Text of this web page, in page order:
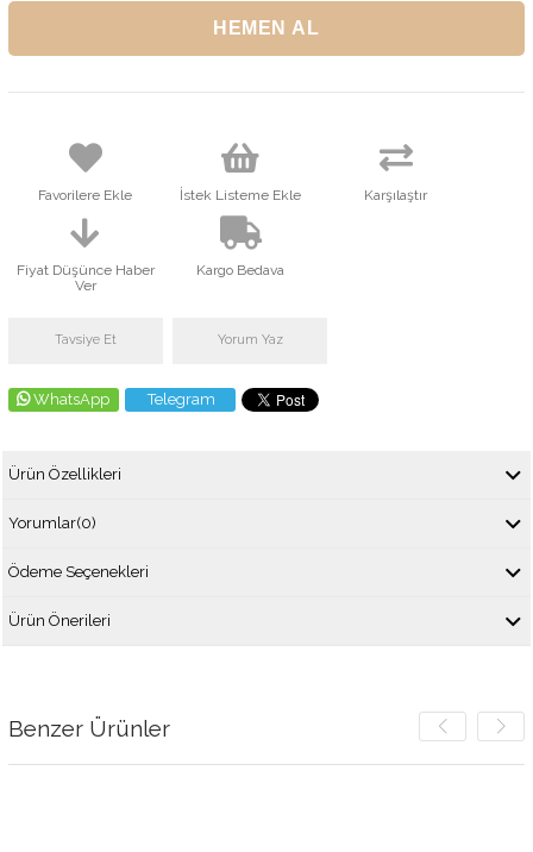
Favorilere Ekle İstek Listeme Ekle Karşılaştır
Fiyat Düşünce Haber
Ver
Kargo Bedava
Tavsiye Et Yorum Yaz
WhatsApp Telegram
Ürün Özellikleri
Yorumlar(0)
Ödeme Seçenekleri
Ürün Önerileri
Benzer Ürünler